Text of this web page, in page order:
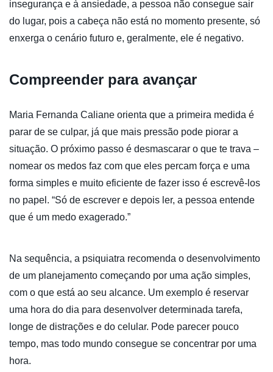
insegurança e à ansiedade, a pessoa não consegue sair
do lugar, pois a cabeça não está no momento presente, só
enxerga o cenário futuro e, geralmente, ele é negativo.
Compreender para avançar
Maria Fernanda Caliane orienta que a primeira medida é
parar de se culpar, já que mais pressão pode piorar a
situação. O próximo passo é desmascarar o que te trava –
nomear os medos faz com que eles percam força e uma
forma simples e muito eficiente de fazer isso é escrevê-los
no papel. “Só de escrever e depois ler, a pessoa entende
que é um medo exagerado.”
Na sequência, a psiquiatra recomenda o desenvolvimento
de um planejamento começando por uma ação simples,
com o que está ao seu alcance. Um exemplo é reservar
uma hora do dia para desenvolver determinada tarefa,
longe de distrações e do celular. Pode parecer pouco
tempo, mas todo mundo consegue se concentrar por uma
hora.